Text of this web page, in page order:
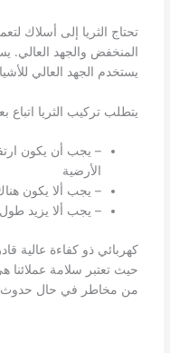
تحتاج الثريا إلى أسلاك
المنخفض والجهد العالي.
يستخدم الجهد العالي
يتطلب تركيب الثريا اتباع
– يجب أن يكون
الأرضية
– يجب ألا يكون
– يجب ألا يزيد طول المباراة عن
كهربائي ذو كفاءة عالية
حيث تعتبر سلامة عملائنا
من مخاطر في حال حدوث